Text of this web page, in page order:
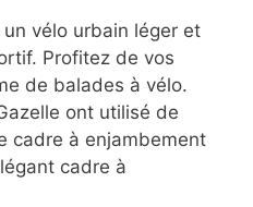
un vélo urbain léger et
Profitez de vos
de balades à vélo.
ont utilisé de
cadre à enjambement
cadre à